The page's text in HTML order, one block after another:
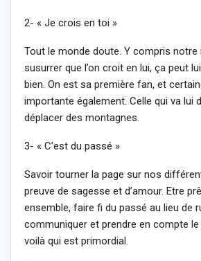
2- « Je crois en toi »
Tout le monde doute. Y compris notre
susurrer que l’on croit en lui, ça peut
bien. On est sa première fan, et
importante également. Celle qui va lui
déplacer des montagnes.
3- « C’est du passé »
Savoir tourner la page sur nos
preuve de sagesse et d’amour. Etre
ensemble, faire fi du passé au lieu de
communiquer et prendre en compte le
voilà qui est primordial.